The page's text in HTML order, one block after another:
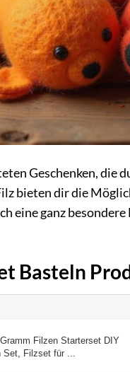
Geschenken, die
bieten dir die
eine ganz
Basteln
Filzen Starterset DIY
Set, Filzset für ...